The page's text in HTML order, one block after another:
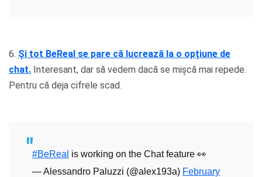
6. Și tot BeReal se pare că lucrează la o opțiune de
chat. Interesant, dar să vedem dacă se mișcă mai repede.
Pentru că deja cifrele scad.
#BeReal is working on the Chat feature 👀
— Alessandro Paluzzi (@alex193a) February